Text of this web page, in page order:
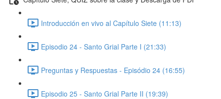
Introducción en vivo al Capítulo Siete (11:13)
Episodio 24 - Santo Grial Parte I (21:33)
Preguntas y Respuestas - Episódio 24 (16:55)
Episodio 25 - Santo Grial Parte II (19:39)